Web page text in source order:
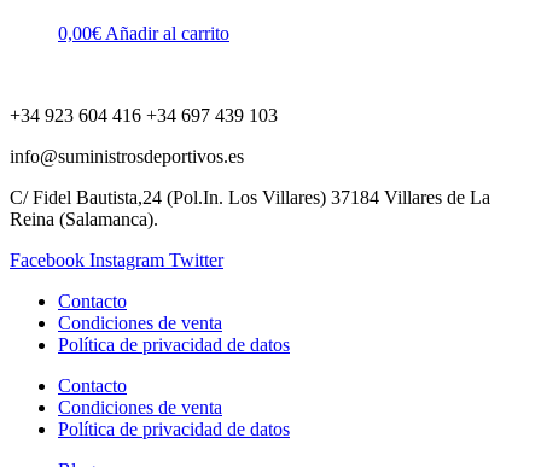
0,00€ Añadir al carrito
+34 923 604 416 +34 697 439 103
info@suministrosdeportivos.es
C/ Fidel Bautista,24 (Pol.In. Los Villares) 37184 Villares de La
Reina (Salamanca).
Facebook Instagram Twitter
Contacto
Condiciones de venta
Política de privacidad de datos
Contacto
Condiciones de venta
Política de privacidad de datos